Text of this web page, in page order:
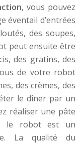
, vous pouvez
éventail d’entrées
des soupes,
peut ensuite être
des gratins, des
de votre robot
des crèmes, des
le dîner par un
réaliser une pâte
le robot est un
La qualité du